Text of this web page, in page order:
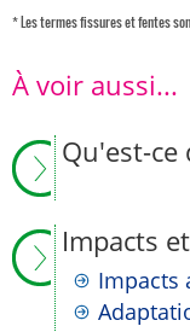
* Les termes fissures et fentes
À voir aussi...
Qu'est-ce
Impacts
Impacts